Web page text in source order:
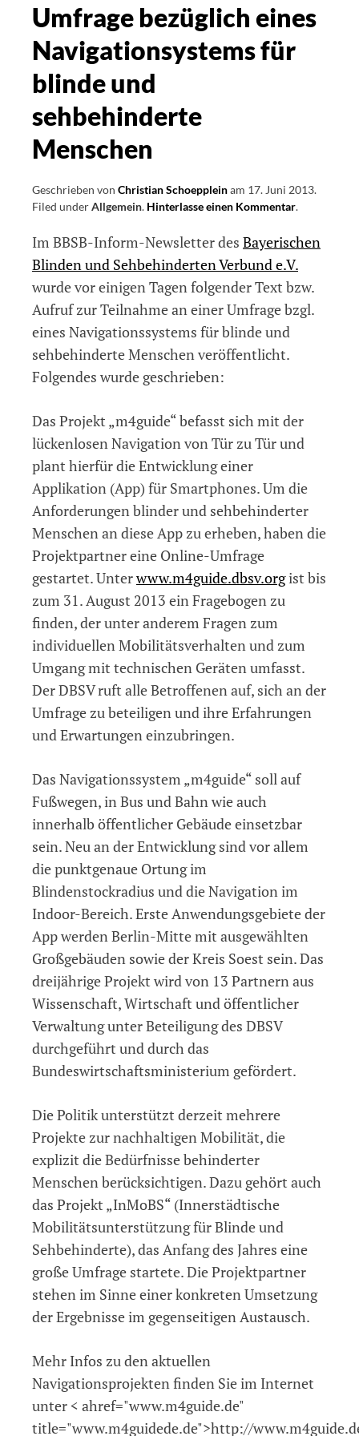
das
freie
Bildschirmleseprogramm
NVDA
Umfrage bezüglich eines
Navigationsystems für
blinde und
sehbehinderte
Menschen
Geschrieben von Christian Schoeppleinam 17. Juni 2013.
Filed underAllgemein. Hinterlasse einen Kommentaron
bezüglich
eines
für
blinde
.
Im BBSB-Inform-Newsletter des Bayerischen
Blinden und Sehbehinderten Verbund e.V.
wurde vor einigen Tagen folgender Text bzw.
Aufruf zur Teilnahme an einer Umfrage bzgl.
eines Navigationssystems für blinde und
sehbehinderte Menschen veröffentlicht.
Folgendes wurde geschrieben:
Das Projekt „m4guide“ befasst sich mit der
lückenlosen Navigation von Tür zu Tür und
plant hierfür die Entwicklung einer
Applikation (App) für Smartphones. Um die
Anforderungen blinder und sehbehinderter
Menschen an diese App zu erheben, haben die
Projektpartner eine Online-Umfrage
gestartet. Unterwww.m4guide.dbsv.orgist bis
zum 31. August 2013 ein Fragebogen zu
finden, der unter anderem Fragen zum
individuellen Mobilitätsverhalten und zum
Umgang mit technischen Geräten umfasst.
Der DBSV ruft alle Betroffenen auf, sich an der
Umfrage zu beteiligen und ihre Erfahrungen
und Erwartungen einzubringen.
Das Navigationssystem „m4guide“ soll auf
Fußwegen, in Bus und Bahn wie auch
innerhalb öffentlicher Gebäude einsetzbar
sein. Neu an der Entwicklung sind vor allem
die punktgenaue Ortung im
Blindenstockradius und die Navigation im
Indoor-Bereich. Erste Anwendungsgebiete der
App werden Berlin-Mitte mit ausgewählten
Großgebäuden sowie der Kreis Soest sein. Das
dreijährige Projekt wird von 13 Partnern aus
Wissenschaft, Wirtschaft und öffentlicher
Verwaltung unter Beteiligung des DBSV
durchgeführt und durch das
Bundeswirtschaftsministerium gefördert.
Die Politik unterstützt derzeit mehrere
Projekte zur nachhaltigen Mobilität, die
explizit die Bedürfnisse behinderter
Menschen berücksichtigen. Dazu gehört auch
das Projekt „InMoBS“ (Innerstädtische
Mobilitätsunterstützung für Blinde und
Sehbehinderte), das Anfang des Jahres eine
große Umfrage startete. Die Projektpartner
stehen im Sinne einer konkreten Umsetzung
der Ergebnisse im gegenseitigen Austausch.
Mehr Infos zu den aktuellen
Navigationsprojekten finden Sie im Internet
unter < ahref="www.m4guide.de"
title="www.m4guidede.de">http://